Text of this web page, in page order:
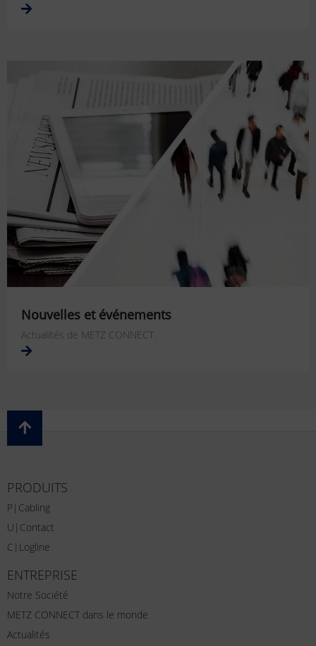
Nouvelles et événements
Actualités de METZ CONNECT.
PRODUITS
P|Cabling
U|Contact
C|Logline
ENTREPRISE
Notre Société
METZ CONNECT dans le monde
Actualités